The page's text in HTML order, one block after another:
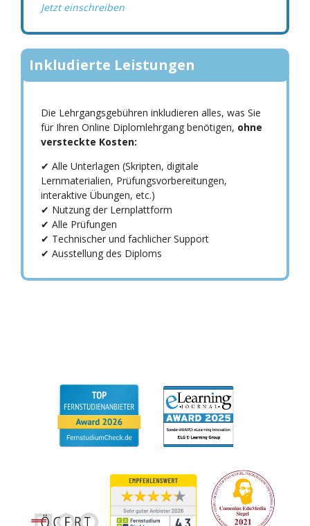
Jetzt einschreiben
Inkludierte Leistungen
Die Lehrgangsgebühren inkludieren alles, was Sie
für Ihren Online Diplomlehrgang benötigen, ohne
versteckte Kosten:
✔ Alle Unterlagen (Skripten, digitale
Lernmaterialien, Prüfungsvorbereitungen,
interaktive Übungen, etc.)
✔ Nutzung der Lernplattform
✔ Alle Prüfungen
✔ Technischer und fachlicher Support
✔ Ausstellung des Diploms